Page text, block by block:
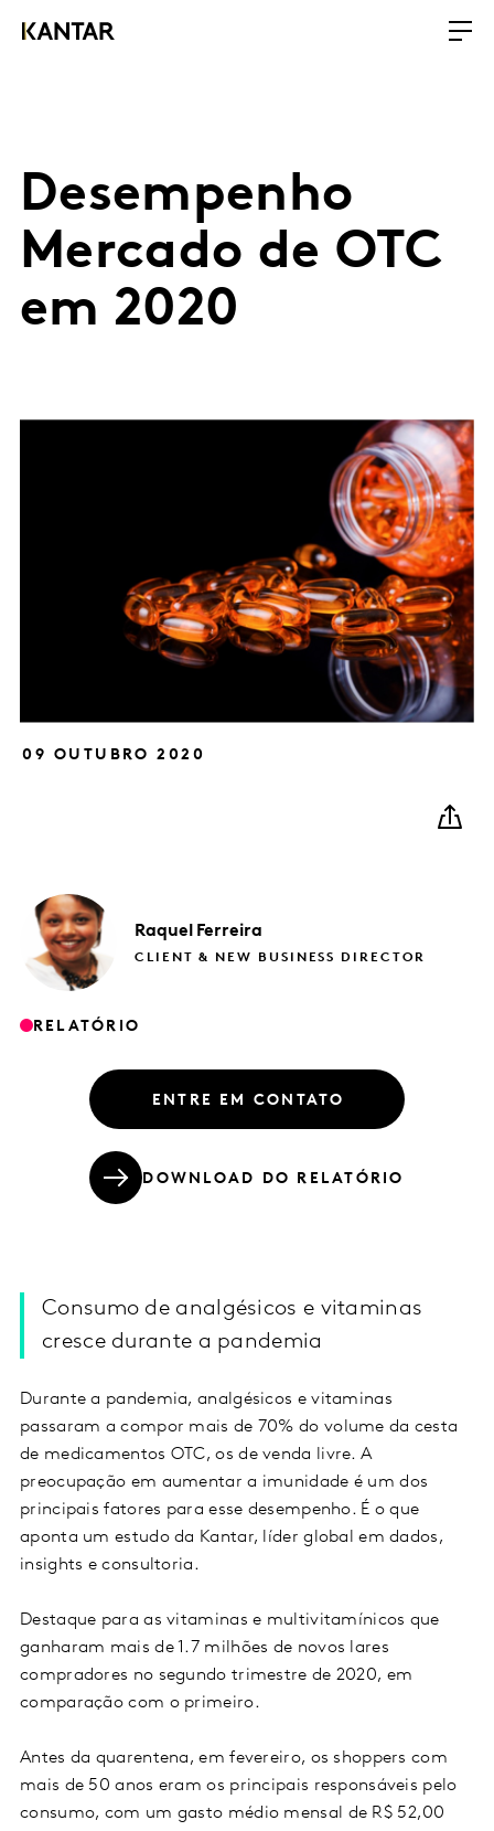
Desempenho
Mercado de OTC
em 2020
09 OUTUBRO 2020
Raquel Ferreira
CLIENT & NEW BUSINESS DIRECTOR
RELATÓRIO
ENTRE EM CONTATO
DOWNLOAD DO RELATÓRIO
Consumo de analgésicos e vitaminas
cresce durante a pandemia
Durante a pandemia, analgésicos e vitaminas
passaram a compor mais de 70% do volume da cesta
de medicamentos OTC, os de venda livre. A
preocupação em aumentar a imunidade é um dos
principais fatores para esse desempenho. É o que
aponta um estudo da Kantar, líder global em dados,
insights e consultoria.
Destaque para as vitaminas e multivitamínicos que
ganharam mais de 1.7 milhões de novos lares
compradores no segundo trimestre de 2020, em
comparação com o primeiro.
Antes da quarentena, em fevereiro, os shoppers com
mais de 50 anos eram os principais responsáveis pelo
consumo, com um gasto médio mensal de R$ 52,00